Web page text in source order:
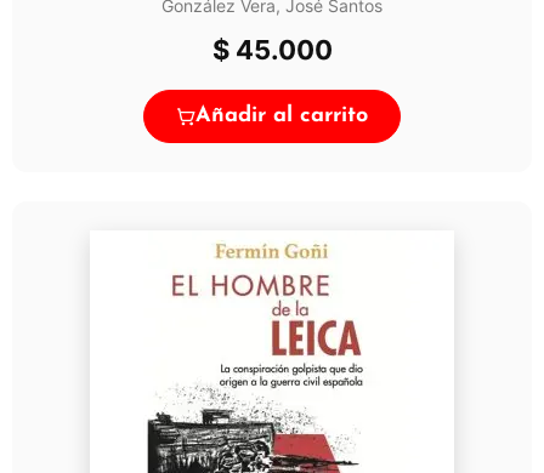
González Vera, José Santos
$45.000
Añadir al carrito